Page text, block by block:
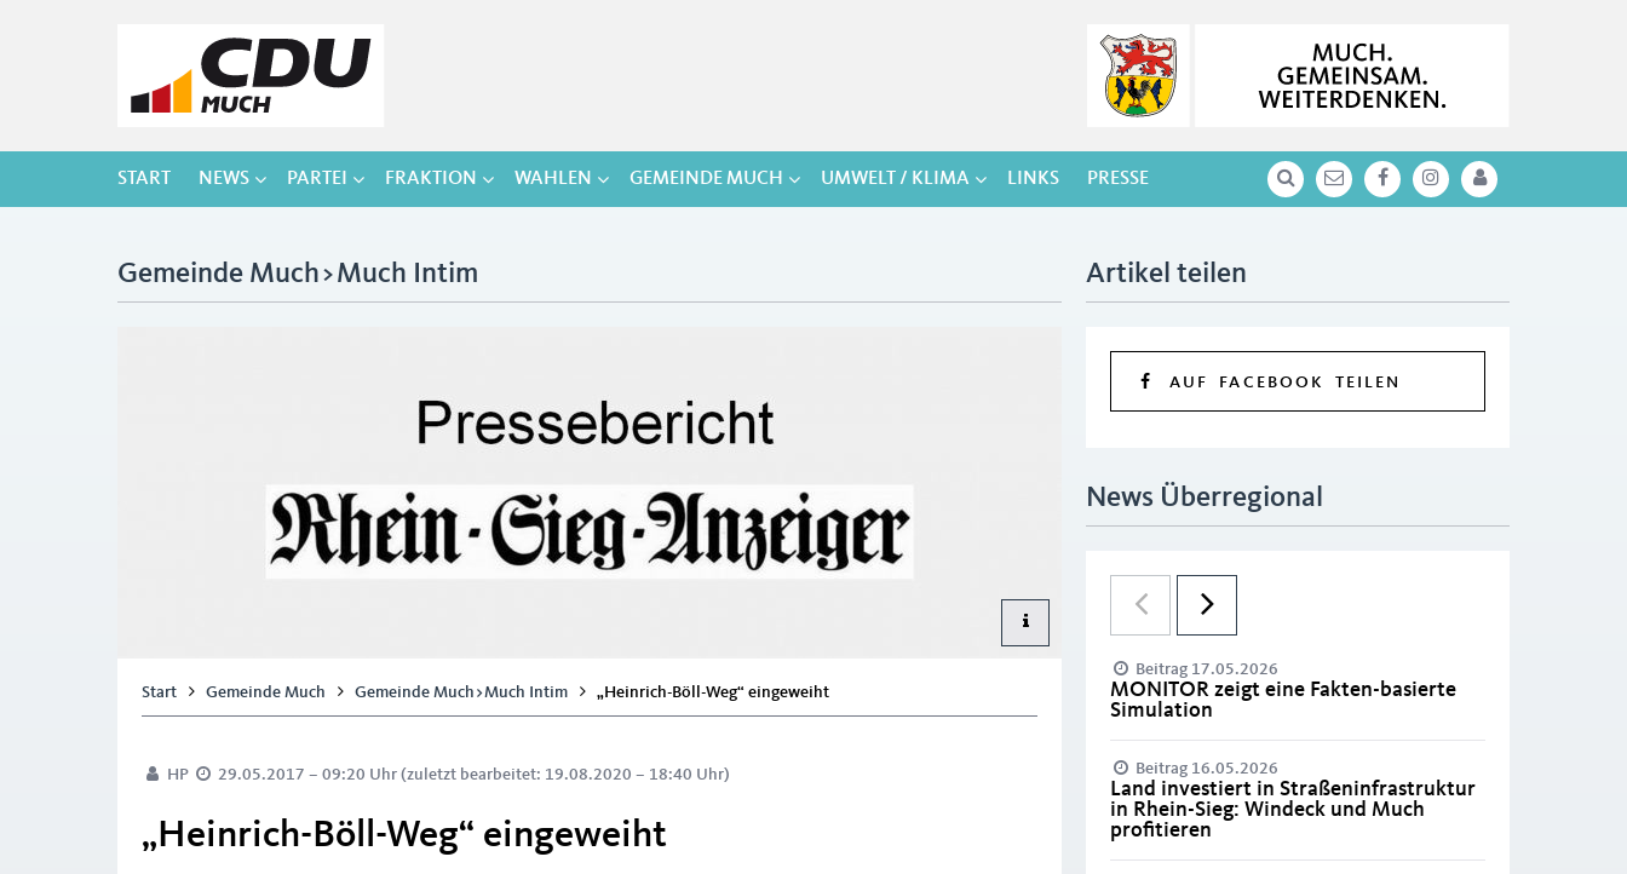
START NEWS PARTEI FRAKTION WAHLEN GEMEINDE MUCH UMWELT / KLIMA LINKS PRESSE
Gemeinde Much>Much Intim
Start Gemeinde Much Gemeinde Much>Much Intim „Heinrich-Böll-Weg“ eingeweiht
HP 29.05.2017 – 09:20 Uhr (zuletzt bearbeitet: 19.08.2020 – 18:40 Uhr)
„Heinrich-Böll-Weg“ eingeweiht
Artikel teilen
AUF FACEBOOK TEILEN
News Überregional
Beitrag 17.05.2026
MONITOR zeigt eine Fakten-basierte
Simulation
Beitrag 16.05.2026
Land investiert in Straßeninfrastruktur
in Rhein-Sieg: Windeck und Much
profitieren